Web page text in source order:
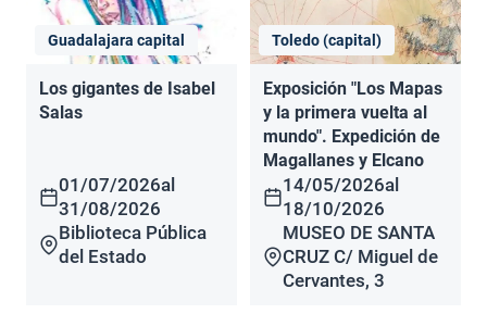
Guadalajara capital
Los gigantes de Isabel
Salas
01/07/2026al
31/08/2026
Biblioteca Pública
del Estado
Toledo (capital)
Exposición "Los Mapas
y la primera vuelta al
mundo". Expedición de
Magallanes y Elcano
14/05/2026al
18/10/2026
MUSEO DE SANTA
CRUZ C/ Miguel de
Cervantes, 3